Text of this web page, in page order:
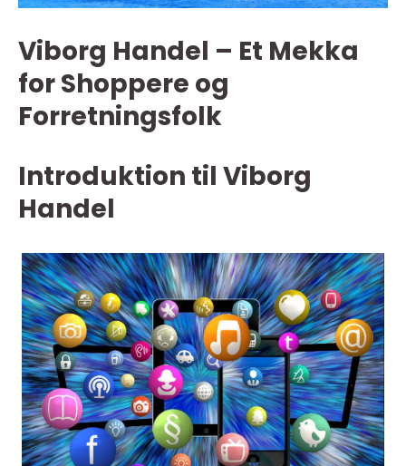
Viborg Handel – Et Mekka
for Shoppere og
Forretningsfolk
Introduktion til Viborg
Handel